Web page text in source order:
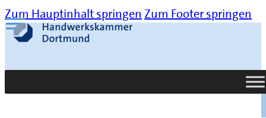
Zum Hauptinhalt springen Zum Footer springen
Suche